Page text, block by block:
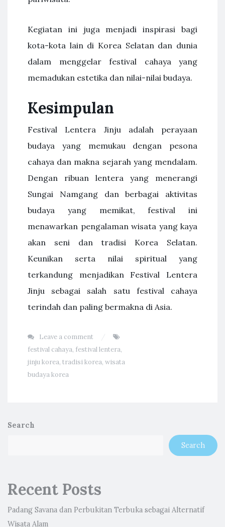
Kegiatan ini juga menjadi inspirasi bagi
kota-kota lain di Korea Selatan dan dunia
dalam menggelar festival cahaya yang
memadukan estetika dan nilai-nilai budaya.
Kesimpulan
Festival Lentera Jinju adalah perayaan
budaya yang memukau dengan pesona
cahaya dan makna sejarah yang mendalam.
Dengan ribuan lentera yang menerangi
Sungai Namgang dan berbagai aktivitas
budaya yang memikat, festival ini
menawarkan pengalaman wisata yang kaya
akan seni dan tradisi Korea Selatan.
Keunikan serta nilai spiritual yang
terkandung menjadikan Festival Lentera
Jinju sebagai salah satu festival cahaya
terindah dan paling bermakna di Asia.
Leave a comment
festival cahaya, festival lentera,
jinju korea, tradisi korea, wisata
budaya korea
Search
Search
Recent Posts
Padang Savana dan Perbukitan Terbuka sebagai Alternatif
Wisata Alam